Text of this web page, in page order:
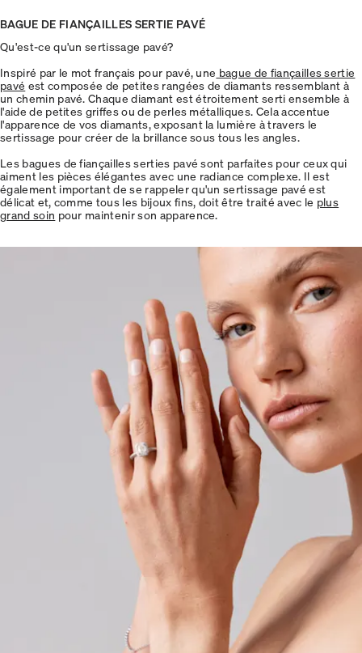
BAGUE DE FIANÇAILLES SERTIE PAVÉ
Qu'est-ce qu'un sertissage pavé?
Inspiré par le mot français pour pavé, une bague de fiançailles sertie
pavé est composée de petites rangées de diamants ressemblant à
un chemin pavé. Chaque diamant est étroitement serti ensemble à
l'aide de petites griffes ou de perles métalliques. Cela accentue
l'apparence de vos diamants, exposant la lumière à travers le
sertissage pour créer de la brillance sous tous les angles.
Les bagues de fiançailles serties pavé sont parfaites pour ceux qui
aiment les pièces élégantes avec une radiance complexe. Il est
également important de se rappeler qu'un sertissage pavé est
délicat et, comme tous les bijoux fins, doit être traité avec le plus
grand soin pour maintenir son apparence.